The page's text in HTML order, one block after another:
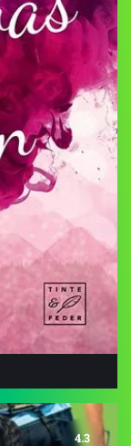
4.3